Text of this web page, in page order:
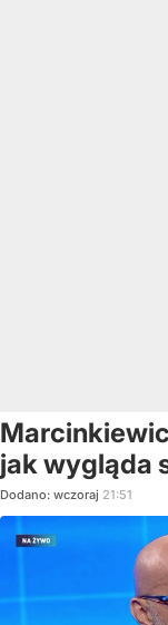
jak wygląda
Dodano: wczoraj 21:51